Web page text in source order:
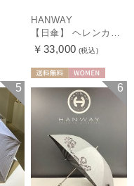
HANWAY
【日傘】 ヘレンカミンスキー（HELEN KAMINSKI） X ハンウェイ (HANWAY) コラボ プロヴァンスタイプ 麻無地 ラフィアコード 折りたたみ傘 曲がり手元 純パラソル
￥33,000 (税込)
5 6